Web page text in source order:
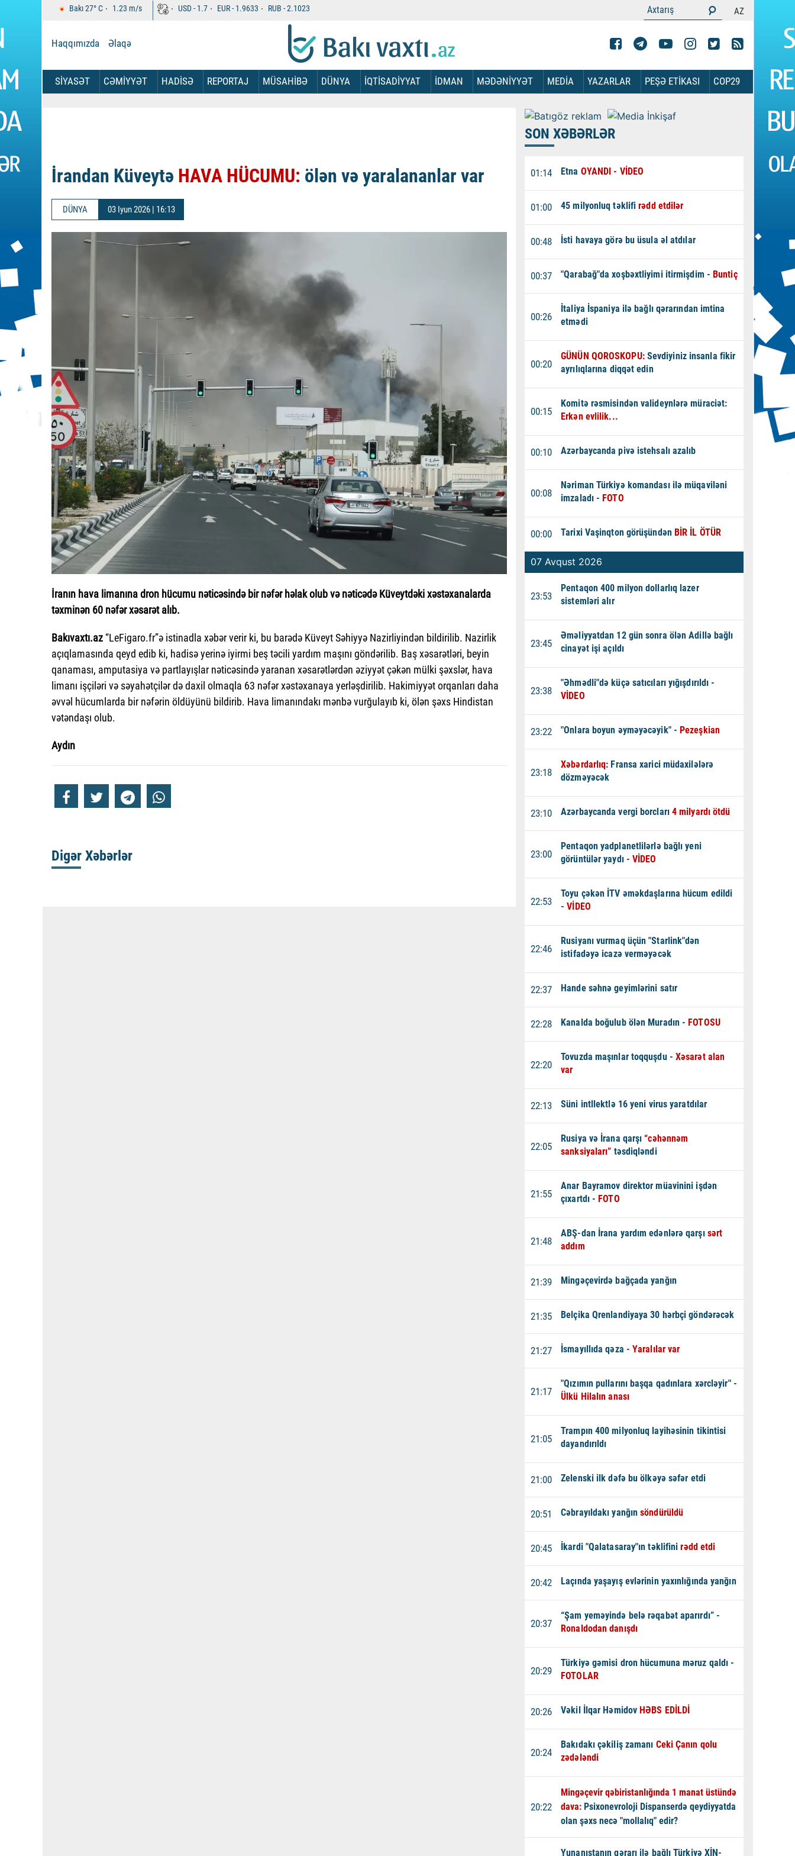
Bakı27°C 1.23 m/s USD -1.7 EUR -1.9633 RUB -2.1023 AZ
Haqqımızda Əlaqə
SİYASƏT CƏMİYYƏT HADİSƏ REPORTAJ MÜSAHİBƏ DÜNYA İQTİSADİYYAT İDMAN MƏDƏNİYYƏT MEDİA YAZARLAR PEŞƏ ETİKASI COP29
İrandan Küveytə HAVA HÜCUMU: ölən və yaralananlar var
DÜNYA 03 Iyun 2026 | 16:13
İranın hava limanına dron hücumu nəticəsində bir nəfər həlak olub və nəticədə Küveytdəki xəstəxanalarda
təxminən 60 nəfər xəsarət alıb.
Bakıvaxtı.az “LeFigaro.fr”ə istinadla xəbər verir ki, bu barədə Küveyt Səhiyyə Nazirliyindən bildirilib. Nazirlik
açıqlamasında qeyd edib ki, hadisə yerinə iyirmi beş təcili yardım maşını göndərilib. Baş xəsarətləri, beyin
qanaması, amputasiya və partlayışlar nəticəsində yaranan xəsarətlərdən əziyyət çəkən mülki şəxslər, hava
limanı işçiləri və səyahətçilər də daxil olmaqla 63 nəfər xəstəxanaya yerləşdirilib. Hakimiyyət orqanları daha
əvvəl hücumlarda bir nəfərin öldüyünü bildirib. Hava limanındakı mənbə vurğulayıb ki, ölən şəxs Hindistan
vətəndaşı olub.
Aydın
Digər Xəbərlər
SON XƏBƏRLƏR
01:14 Etna OYANDI - VİDEO
01:00 45 milyonluq təklifirədd etdilər
00:48 İsti havaya görə bu üsula əl atdılar
00:37 "Qarabağ"da xoşbəxtliyimi itirmişdim - Buntiç
00:26
İtaliya İspaniya ilə bağlı qərarından imtina
etmədi
00:20
GÜNÜN QOROSKOPU: Sevdiyiniz insanla fikir
ayrılıqlarına diqqət edin
00:15
Komitə rəsmisindən valideynlərə müraciət:
Erkən evlilik...
00:10 Azərbaycanda pivə istehsalı azalıb
00:08
Nəriman Türkiyə komandası ilə müqaviləni
imzaladı - FOTO
00:00 Tarixi Vaşinqton görüşündən BİR İL ÖTÜR
07 Avqust 2026
23:53
Pentaqon 400 milyon dollarlıq lazer
sistemləri alır
23:45
Əməliyyatdan 12 gün sonra ölən Adillə bağlı
cinayət işi açıldı
23:38
"Əhmədli"də küçə satıcıları yığışdırıldı -
VİDEO
23:22 "Onlara boyun əyməyəcəyik" - Pezeşkian
23:18
Xəbərdarlıq: Fransa xarici müdaxilələrə
dözməyəcək
23:10 Azərbaycanda vergi borcları 4 milyardı ötdü
23:00
Pentaqon yadplanetlilərlə bağlı yeni
görüntülər yaydı -VİDEO
22:53
Toyu çəkən İTV əməkdaşlarına hücum edildi
- VİDEO
22:46
Rusiyanı vurmaq üçün "Starlink"dən
istifadəyə icazə verməyəcək
22:37 Hande səhnə geyimlərini satır
22:28 Kanalda boğulub ölən Muradın - FOTOSU
22:20
Tovuzda maşınlar toqquşdu - Xəsarət alan
var
22:13 Süni intllektlə 16 yeni virus yaratdılar
22:05
Rusiya və İrana qarşı “cəhənnəm
sanksiyaları” təsdiqləndi
21:55
Anar Bayramov direktor müavinini işdən
çıxartdı - FOTO
21:48
ABŞ-dan İrana yardım edənlərə qarşı sərt
addım
21:39 Mingəçevirdə bağçada yanğın
21:35 Belçika Qrenlandiyaya 30 hərbçi göndərəcək
21:27 İsmayıllıda qəza -Yaralılar var
21:17
"Qızımın pullarını başqa qadınlara xərcləyir" -
Ülkü Hilalın anası
21:05
Trampın 400 milyonluq layihəsinin tikintisi
dayandırıldı
21:00 Zelenski ilk dəfə bu ölkəyə səfər etdi
20:51 Cəbrayıldakı yanğınsöndürüldü
20:45 İkardi "Qalatasaray"ın təklifinirədd etdi
20:42 Laçında yaşayış evlərinin yaxınlığında yanğın
20:37
“Şam yeməyində belə rəqabət aparırdı” -
Ronaldodan danışdı
20:29
Türkiyə gəmisi dron hücumuna məruz qaldı -
FOTOLAR
20:26 Vəkil İlqar Həmidov HƏBS EDİLDİ
20:24
Bakıdakı çəkiliş zamanı Ceki Çanın qolu
zədələndi
20:22
Mingəçevir qəbiristanlığında 1 manat üstündə
dava: Psixonevroloji Dispanserdə qeydiyyatda
olan şəxs necə "mollalıq" edir?
Yunanıstanın qərarı ilə bağlı Türkiyə XİN-